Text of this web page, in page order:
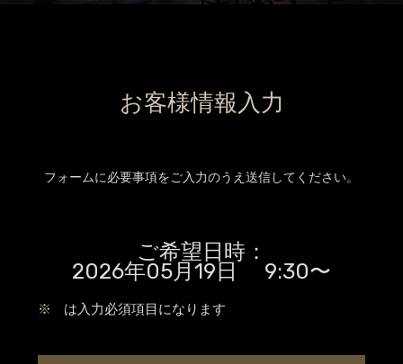
お客様情報入力
フォームに必要事項をご入力のうえ送信してください。
ご希望日時：
2026年05月19日 9:30〜
※ は入力必須項目になります